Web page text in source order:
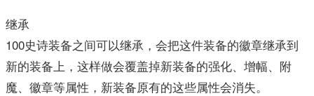
继承
100史诗装备之间可以继承，会把这件装备的徽章继承到
新的装备上，这样做会覆盖掉新装备的强化、增幅、附
魔、徽章等属性，新装备原有的这些属性会消失。